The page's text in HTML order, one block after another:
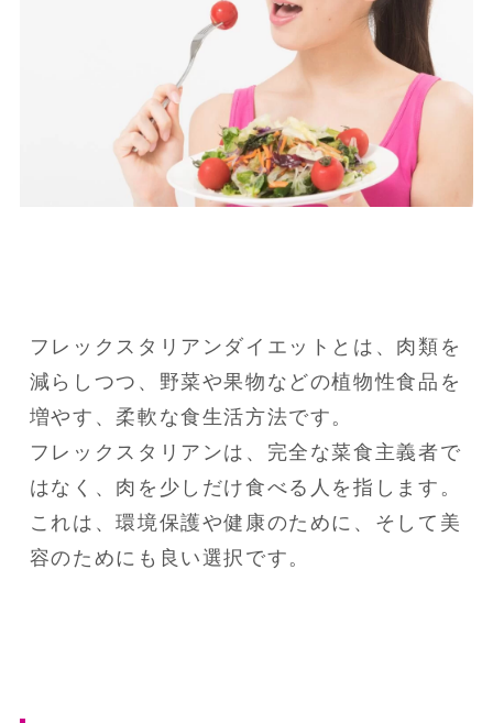
フレックスタリアンダイエットとは、肉類を
減らしつつ、野菜や果物などの植物性食品を
増やす、柔軟な食生活方法です。
フレックスタリアンは、完全な菜食主義者で
はなく、肉を少しだけ食べる人を指します。
これは、環境保護や健康のために、そして美
容のためにも良い選択です。